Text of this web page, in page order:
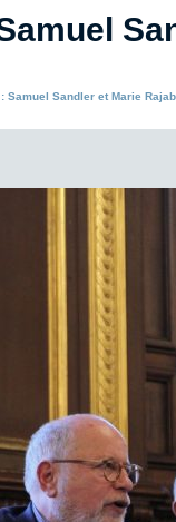
Samuel Sandler et Marie